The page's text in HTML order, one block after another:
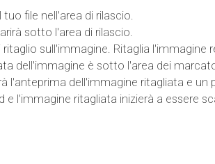
tuo file nell'area di rilascio.
sotto l'area di rilascio.
sull'immagine. Ritaglia l'immagine
dell'immagine è sotto l'area dei
l'anteprima dell'immagine ritagliata e un
e l'immagine ritagliata inizierà a essere